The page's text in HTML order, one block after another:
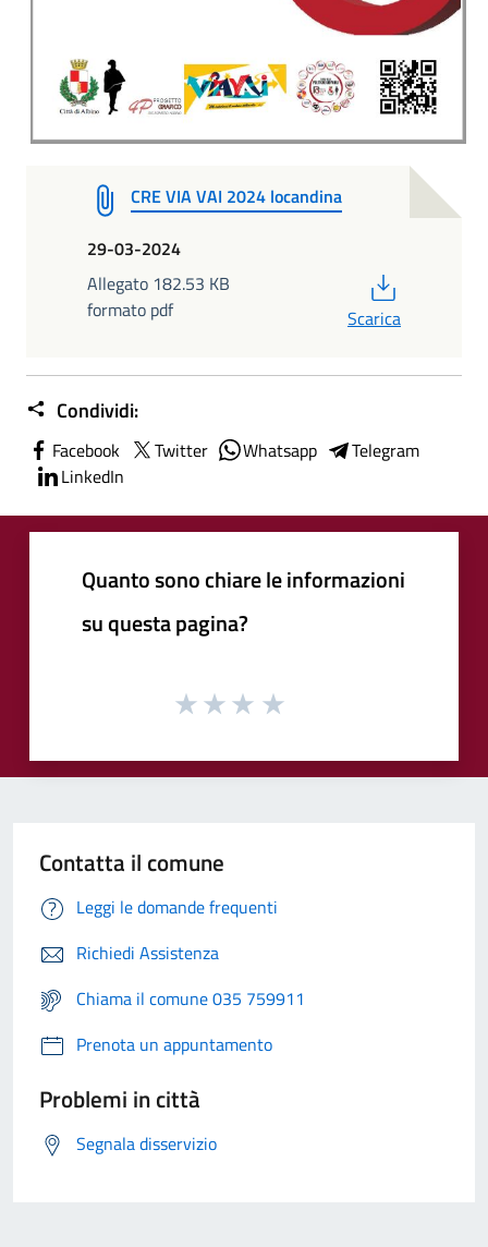
CRE VIA VAI 2024 locandina
29-03-2024
Allegato 182.53 KB
formato pdf
Scarica
Condividi:
Facebook Twitter Whatsapp
Telegram
LinkedIn
Quanto sono chiare le informazioni
su questa pagina?
Contatta il comune
Leggi le domande frequenti
Richiedi Assistenza
Chiama il comune 035 759911
Prenota un appuntamento
Problemi in città
Segnala disservizio